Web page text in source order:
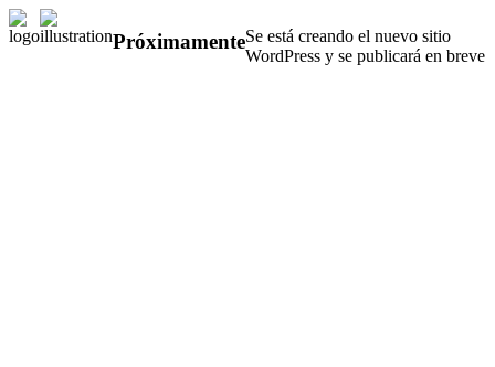
PróximamenteSe está creando el nuevo sitio
WordPress y se publicará en breve